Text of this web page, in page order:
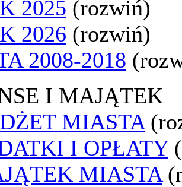
2025 (rozwiń)
2026 (rozwiń)
2008-2018
I MAJĄTEK
MIASTA
I OPŁATY
MIASTA